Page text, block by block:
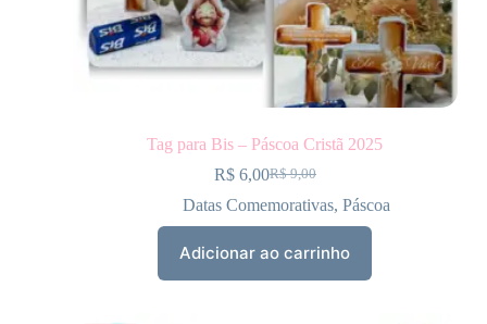
Tag para Bis – Páscoa Cristã 2025
R$9,00
R$6,00
Datas Comemorativas,Páscoa
Adicionar ao carrinho